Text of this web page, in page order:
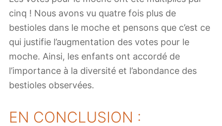
cinq ! Nous avons vu quatre fois plus de
bestioles dans le moche et pensons que c’est ce
qui justifie l’augmentation des votes pour le
moche. Ainsi, les enfants ont accordé de
l’importance à la diversité et l’abondance des
bestioles observées.
EN CONCLUSION :